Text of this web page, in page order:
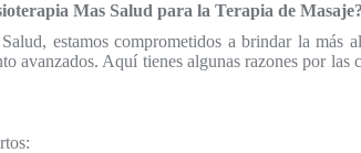
Mas Salud para la Terapia de Masaje?
estamos comprometidos a brindar la más
avanzados. Aquí tienes algunas razones por